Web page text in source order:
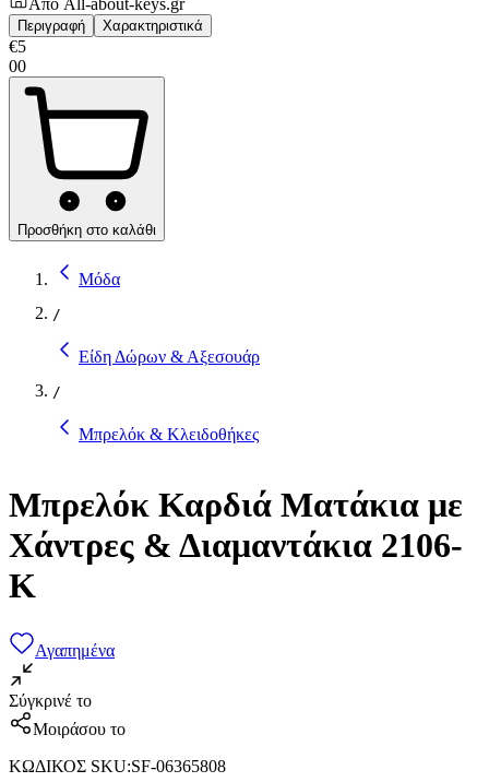
Περιγραφή Χαρακτηριστικά
€5
00
Προσθήκη στο καλάθι
Μόδα
/
Είδη Δώρων & Αξεσουάρ
/
Μπρελόκ & Κλειδοθήκες
Μπρελόκ Καρδιά Ματάκια με
Χάντρες & Διαμαντάκια 2106-
K
Αγαπημένα
Σύγκρινέ το
Μοιράσου το
ΚΩΔΙΚΟΣ SKU:SF-06365808